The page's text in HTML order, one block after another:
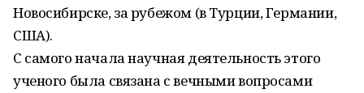
Новосибирске, за рубежом (в Турции, Германии,
США).
С самого начала научная деятельность этого
ученого была связана с вечными вопросами